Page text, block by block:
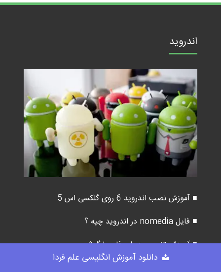
اندروید
■ آموزش نصب اندروید 6 روی گلکسی اس 5
■ فایل nomedia در اندروید چیه ؟
■ آموزش تغییر رمز وای فای با گوشی
دانلود آموزش انگلیسی علم فردا